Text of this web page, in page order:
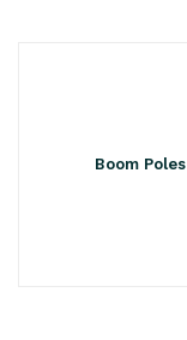
Boom Poles